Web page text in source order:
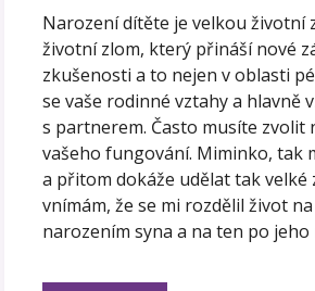
Narození dítěte je velkou životní
životní zlom, který přináší nové
zkušenosti a to nejen v oblasti
se vaše rodinné vztahy a hlavně
s partnerem. Často musíte zvolit
vašeho fungování. Miminko, tak
a přitom dokáže udělat tak velké
vnímám, že se mi rozdělil život
narozením syna a na ten po